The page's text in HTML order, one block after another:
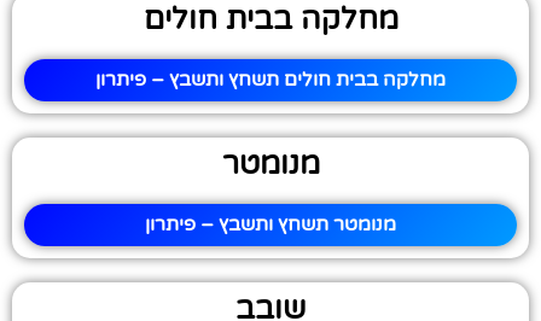
מחלקה בבית חולים
מחלקה בבית חולים תשחץ ותשבץ – פיתרון
מנומטר
מנומטר תשחץ ותשבץ – פיתרון
שובב